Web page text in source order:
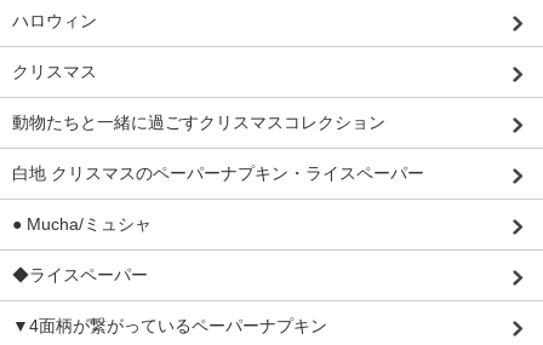
ハロウィン
クリスマス
動物たちと一緒に過ごすクリスマスコレクション
白地 クリスマスのペーパーナプキン・ライスペーパー
● Mucha/ミュシャ
◆ライスペーパー
▼4面柄が繋がっているペーパーナプキン